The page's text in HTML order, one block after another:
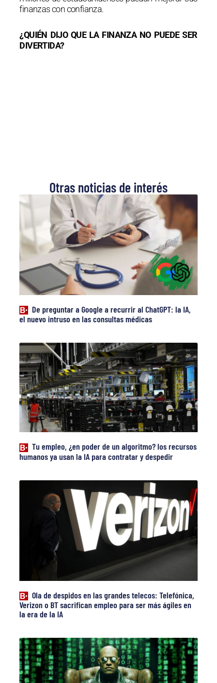
finanzas con confianza.
¿QUIÉN DIJO QUE LA FINANZA NO PUEDE SER
DIVERTIDA?
Otras noticias de interés
De preguntar a Google a recurrir al ChatGPT: la IA,
el nuevo intruso en las consultas médicas
Tu empleo, ¿en poder de un algoritmo? los recursos
humanos ya usan la IA para contratar y despedir
Ola de despidos en las grandes telecos: Telefónica,
Verizon o BT sacrifican empleo para ser más ágiles en
la era de la IA